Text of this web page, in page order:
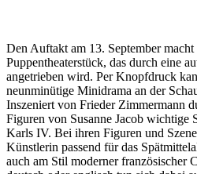
Den Auftakt am 13. September macht
Puppentheaterstück, das durch eine
angetrieben wird. Per Knopfdruck
neunminütige Minidrama an der
Inszeniert von Frieder Zimmermann
Figuren von Susanne Jacob wichtige
Karls IV. Bei ihren Figuren und
Künstlerin passend für das
auch am Stil moderner französischer